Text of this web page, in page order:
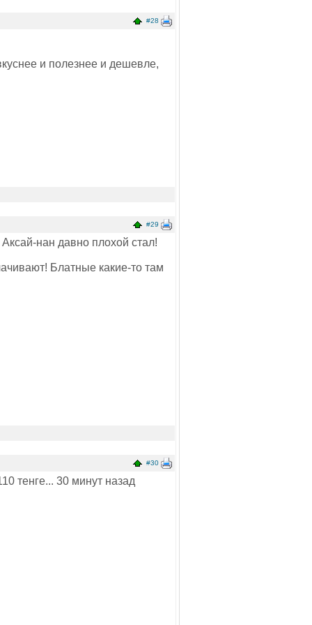
#28
и полезнее и дешевле,
#29
нан давно плохой стал!
Блатные какие-то там
#30
тенге... 30 минут назад